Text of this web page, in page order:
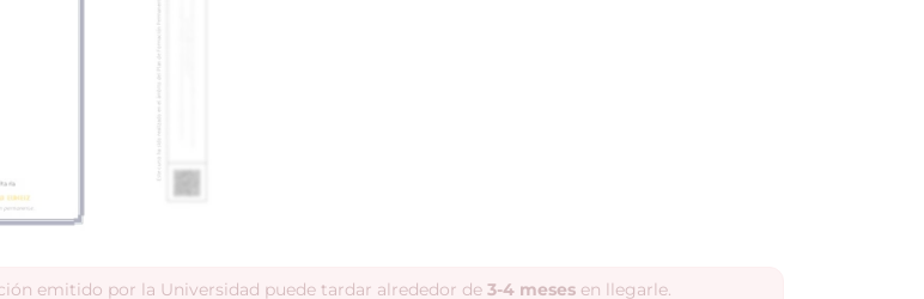
emitido por la Universidad puede tardar alrededor de 3-4 mesesen llegarle.